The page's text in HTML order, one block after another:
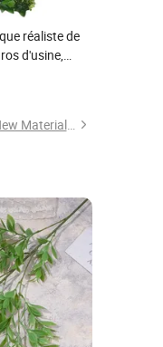
réaliste de
d'usine,
la maison,
maison pour
Rainbow Shijiazhuang New Materials Technology Co., Ltd.